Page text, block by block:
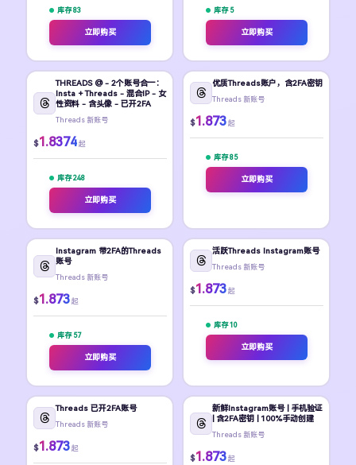
库存 83
立即购买
库存 5
立即购买
THREADS @ - 2个账号合一：
Insta + Threads - 混合IP - 女
性资料 - 含头像 - 已开2FA
Threads 新账号
$1.8374 起
库存 248
立即购买
优质Threads账户，含2FA密钥
Threads 新账号
$1.873 起
库存 85
立即购买
Instagram 带2FA的Threads
账号
Threads 新账号
$1.873 起
库存 57
立即购买
活跃Threads Instagram账号
Threads 新账号
$1.873 起
库存 10
立即购买
Threads 已开2FA账号
Threads 新账号
$1.873 起
新鲜Instagram账号 | 手机验证
| 含2FA密钥 | 100%手动创建
Threads 新账号
$1.873 起